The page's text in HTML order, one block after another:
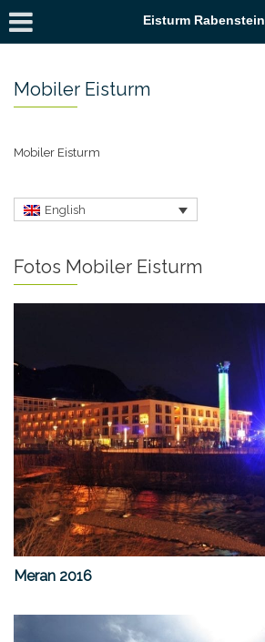
Eisturm Rabenstein
Mobiler Eisturm
Mobiler Eisturm
English
Fotos Mobiler Eisturm
Meran 2016